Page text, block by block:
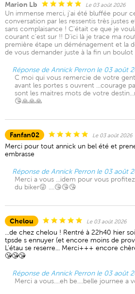
Marion Lb Le 03 août 2026
Un immense merci, j'ai été bluffée pour
conversation par les ressentis très justes
sans complaisance ! C'était ce que je
courant c'est sur !! D'ici là je trace ma
première étape un déménagement et la
de vous demander juste à la fin un
Réponse de Annick Perron le 03 août
C moi qui vous remercie de votre
avant les portes s ouvrent ...courage
sont les maitres mots de votre
😘🙏🙏🙏
Fanfan02 Le 03 août 2026
Merci pour tout annick un bel été et
embrasse
Réponse de Annick Perron le 03 août
Merci a vous ...idem pour vous
du biker😜 ....😘😘😘
Chelou Le 03 août 2026
...de chez chelou ! Rentré à 22h40 hier
tpsde s ennuyer (et encore moins de
L'étau se reserre... Merci+++ encore
😘😘😘
Réponse de Annick Perron le 03 août
Merci a vous....eh be....belle journee